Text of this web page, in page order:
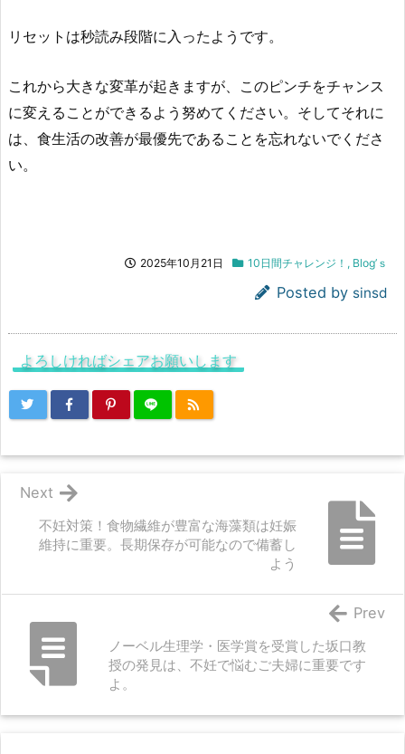
リセットは秒読み段階に入ったようです。
これから大きな変革が起きますが、このピンチをチャンス
に変えることができるよう努めてください。そしてそれに
は、食生活の改善が最優先であることを忘れないでくださ
い。
2025年10月21日 10日間チャレンジ！ , Blog’ｓ
Posted by sinsd
よろしければシェアお願いします
不妊対策！食物繊維が豊富な海藻類は妊娠
維持に重要。長期保存が可能なので備蓄し
よう
Next
ノーベル生理学・医学賞を受賞した坂口教
授の発見は、不妊で悩むご夫婦に重要です
よ。
Prev